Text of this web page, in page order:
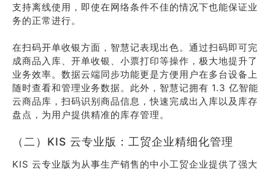
支持离线使用，即使在网络条件不佳的情况下也能保证业
务的正常进行。
在扫码开单收银方面，智慧记表现出色。通过扫码即可完
成商品入库、开单收银、小票打印等操作，极大地提升了
业务效率。数据云端同步功能更是方便用户在多台设备上
随时查看和管理业务数据。此外，智慧记拥有 1.3 亿智能
云商品库，扫码识别商品信息，快速完成出入库以及库存
盘点，为用户提供精准的库存管理。
（二）KIS 云专业版：工贸企业精细化管理
KIS 云专业版为从事生产销售的中小工贸企业提供了强大